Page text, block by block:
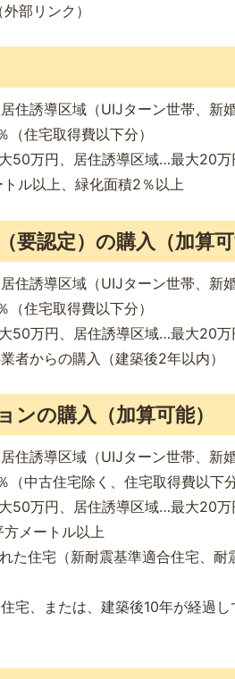
（外部リンク）
住誘導区域（UIJターン世帯、新
住宅取得費以下分）
50万円、居住誘導区域…最大20万
ル以上、緑化面積2％以上
要認定）の購入（加算可
住誘導区域（UIJターン世帯、新
住宅取得費以下分）
50万円、居住誘導区域…最大20万
者からの購入（建築後2年以内）
ンの購入（加算可能）
住誘導区域（UIJターン世帯、新
中古住宅除く、住宅取得費以下分
50万円、居住誘導区域…最大20万
メートル以上
た住宅（新耐震基準適合住宅、耐
宅、または、建築後10年が経過し